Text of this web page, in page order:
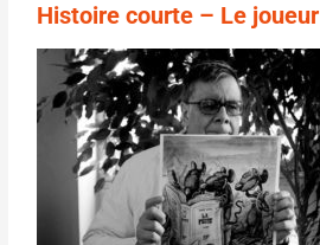
Histoire courte – Le joueur